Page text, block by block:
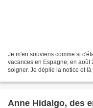
Je m'en souviens comme si
vacances en Espagne, en août
soigner. Je déplie la notice et
Anne Hidalgo, des